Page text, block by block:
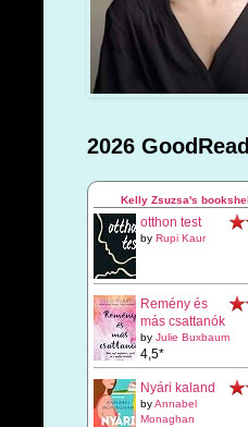
2026
Kelly Zsuzsa's
otthon test
by Rupi Kaur
Remény és
más csattanók
by Julie Buxbaum
4,5*
Nyári kaland
byAnnabel
Monaghan